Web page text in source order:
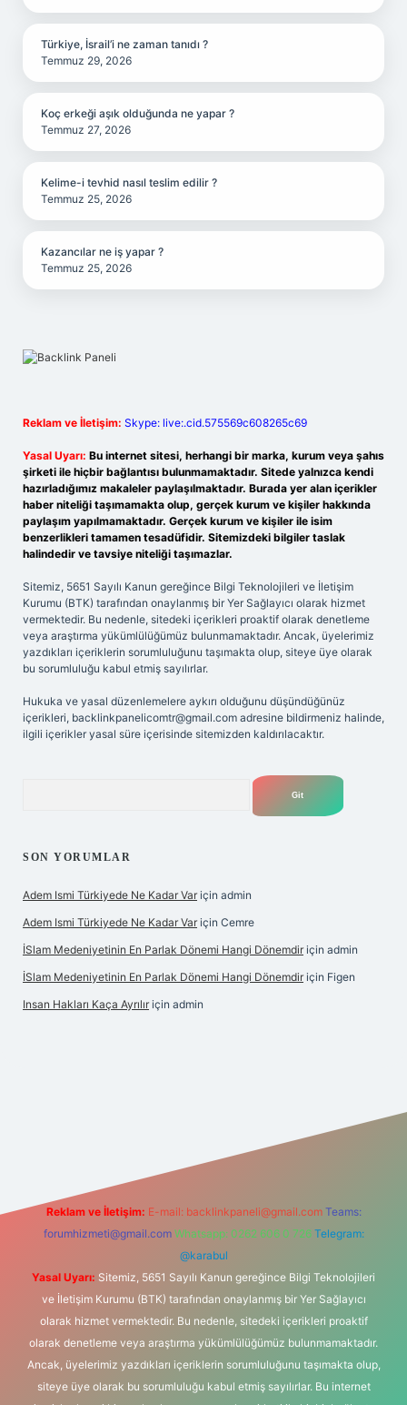
Türkiye, İsrail’i ne zaman tanıdı ?
Temmuz 29, 2026
Koç erkeği aşık olduğunda ne yapar ?
Temmuz 27, 2026
Kelime-i tevhid nasıl teslim edilir ?
Temmuz 25, 2026
Kazancılar ne iş yapar ?
Temmuz 25, 2026
Reklam ve İletişim: Skype: live:.cid.575569c608265c69
Yasal Uyarı: Bu internet sitesi, herhangi bir marka, kurum veya şahıs
şirketi ile hiçbir bağlantısı bulunmamaktadır. Sitede yalnızca kendi
hazırladığımız makaleler paylaşılmaktadır. Burada yer alan içerikler
haber niteliği taşımamakta olup, gerçek kurum ve kişiler hakkında
paylaşım yapılmamaktadır. Gerçek kurum ve kişiler ile isim
benzerlikleri tamamen tesadüfidir. Sitemizdeki bilgiler taslak
halindedir ve tavsiye niteliği taşımazlar.
Sitemiz, 5651 Sayılı Kanun gereğince Bilgi Teknolojileri ve İletişim
Kurumu (BTK) tarafından onaylanmış bir Yer Sağlayıcı olarak hizmet
vermektedir. Bu nedenle, sitedeki içerikleri proaktif olarak denetleme
veya araştırma yükümlülüğümüz bulunmamaktadır. Ancak, üyelerimiz
yazdıkları içeriklerin sorumluluğunu taşımakta olup, siteye üye olarak
bu sorumluluğu kabul etmiş sayılırlar.
Hukuka ve yasal düzenlemelere aykırı olduğunu düşündüğünüz
içerikleri, backlinkpanelicomtr@gmail.com adresine bildirmeniz halinde,
ilgili içerikler yasal süre içerisinde sitemizden kaldırılacaktır.
SON YORUMLAR
Adem Ismi Türkiyede Ne Kadar Var için admin
Adem Ismi Türkiyede Ne Kadar Var için Cemre
İSlam Medeniyetinin En Parlak Dönemi Hangi Dönemdir için admin
İSlam Medeniyetinin En Parlak Dönemi Hangi Dönemdir için Figen
Insan Hakları Kaça Ayrılır için admin
Reklam ve İletişim: E-mail: backlinkpaneli@gmail.com Teams:
forumhizmeti@gmail.com Whatsapp: 0262 606 0 726 Telegram:
@karabul
Yasal Uyarı: Sitemiz, 5651 Sayılı Kanun gereğince Bilgi Teknolojileri
ve İletişim Kurumu (BTK) tarafından onaylanmış bir Yer Sağlayıcı
olarak hizmet vermektedir. Bu nedenle, sitedeki içerikleri proaktif
olarak denetleme veya araştırma yükümlülüğümüz bulunmamaktadır.
Ancak, üyelerimiz yazdıkları içeriklerin sorumluluğunu taşımakta olup,
siteye üye olarak bu sorumluluğu kabul etmiş sayılırlar. Bu internet